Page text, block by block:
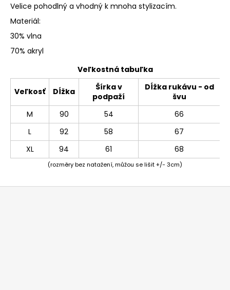
Velice pohodlný a vhodný k mnoha stylizacím.
Materiál:
30% vlna
70% akryl
Veľkostná tabuľka
Veľkosť Dĺžka
Šírka v
podpaží
Dĺžka rukávu - od
švu
M
90 54
66
L
92 58
67
XL
94 61 68
(rozměry bez natažení, můžou se lišit +/- 3cm)
Z